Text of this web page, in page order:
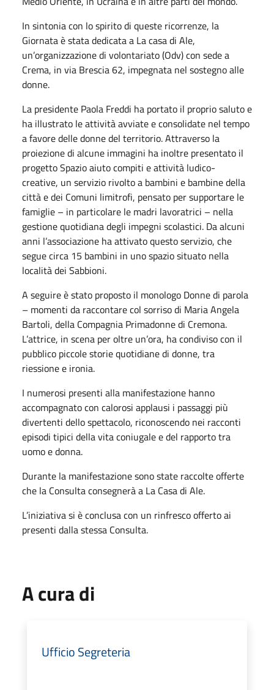
In sintonia con lo spirito di queste ricorrenze, la
Giornata è stata dedicata a La casa di Ale,
un’organizzazione di volontariato (Odv) con sede a
Crema, in via Brescia 62, impegnata nel sostegno alle
donne.
La presidente Paola Freddi ha portato il proprio saluto e
ha illustrato le attività avviate e consolidate nel tempo
a favore delle donne del territorio. Attraverso la
proiezione di alcune immagini ha inoltre presentato il
progetto Spazio aiuto compiti e attività ludico-
creative, un servizio rivolto a bambini e bambine della
città e dei Comuni limitrofi, pensato per supportare le
famiglie – in particolare le madri lavoratrici – nella
gestione quotidiana degli impegni scolastici. Da alcuni
anni l’associazione ha attivato questo servizio, che
segue circa 15 bambini in uno spazio situato nella
località dei Sabbioni.
A seguire è stato proposto il monologo Donne di parola
– momenti da raccontare col sorriso di Maria Angela
Bartoli, della Compagnia Primadonne di Cremona.
L’attrice, in scena per oltre un’ora, ha condiviso con il
pubblico piccole storie quotidiane di donne, tra
riessione e ironia.
I numerosi presenti alla manifestazione hanno
accompagnato con calorosi applausi i passaggi più
divertenti dello spettacolo, riconoscendo nei racconti
episodi tipici della vita coniugale e del rapporto tra
uomo e donna.
Durante la manifestazione sono state raccolte offerte
che la Consulta consegnerà a La Casa di Ale.
L’iniziativa si è conclusa con un rinfresco offerto ai
presenti dalla stessa Consulta.
A cura di
Ufficio Segreteria